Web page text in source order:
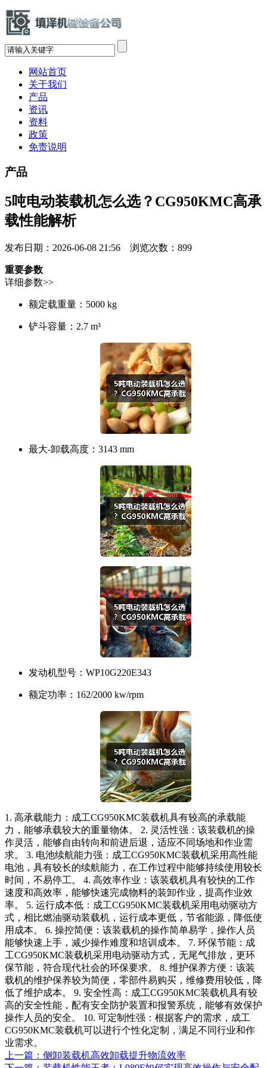
网站首页
关于我们
产品
资讯
资料
政策
免责说明
产品
5吨电动装载机怎么选？CG950KMC高承
载性能解析
发布日期：2026-06-08 21:56 浏览次数： 899
重要参数
详细参数>>
额定载重量： 5000 kg
铲斗容量： 2.7 m³
最大-卸载高度： 3143 mm
发动机型号： WP10G220E343
额定功率： 162/2000 kw/rpm
1. 高承载能力：成工CG950KMC装载机具有较高的承载能
力，能够承载较大的重量物体。 2. 灵活性强：该装载机的操
作灵活，能够自由转向和前进后退，适应不同场地和作业需
求。 3. 电池续航能力强：成工CG950KMC装载机采用高性能
电池，具有较长的续航能力，在工作过程中能够持续使用较长
时间，不易停工。 4. 高效率作业：该装载机具有较快的工作
速度和高效率，能够快速完成物料的装卸作业，提高作业效
率。 5. 运行成本低：成工CG950KMC装载机采用电动驱动方
式，相比燃油驱动装载机，运行成本更低，节省能源，降低使
用成本。 6. 操控简便：该装载机的操作简单易学，操作人员
能够快速上手，减少操作难度和培训成本。 7. 环保节能：成
工CG950KMC装载机采用电动驱动方式，无尾气排放，更环
保节能，符合现代社会的环保要求。 8. 维护保养方便：该装
载机的维护保养较为简便，零部件易购买，维修费用较低，降
低了维护成本。 9. 安全性高：成工CG950KMC装载机具有较
高的安全性能，配有安全防护装置和报警系统，能够有效保护
操作人员的安全。 10. 可定制性强：根据客户的需求，成工
CG950KMC装载机可以进行个性化定制，满足不同行业和作
业需求。
上一篇：侧卸装载机高效卸载提升物流效率